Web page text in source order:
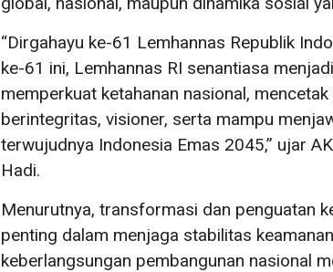
“Dirgahayu ke-61 Lemhannas Republik
ke-61 ini, Lemhannas RI senantiasa
memperkuat ketahanan nasional,
berintegritas, visioner, serta mampu
terwujudnya Indonesia Emas 2045,” ujar
Hadi.
Menurutnya, transformasi dan penguatan
penting dalam menjaga stabilitas
keberlangsungan pembangunan nasional